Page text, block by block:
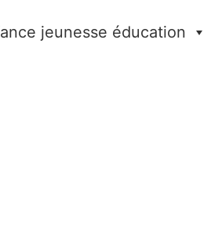
jeunesse éducation